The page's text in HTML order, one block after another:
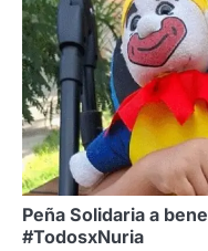
Peña Solidaria a
#TodosxNuria